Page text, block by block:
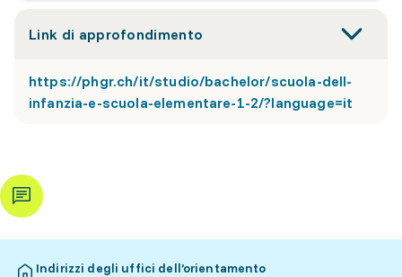
Link di approfondimento
https://phgr.ch/it/studio/bachelor/scuola-dell-
infanzia-e-scuola-elementare-1-2/?language=it
Indirizzi degli uffici dell’orientamento